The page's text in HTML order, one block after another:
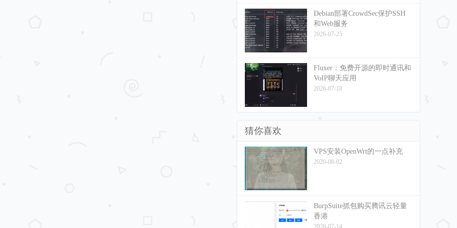
Debian部署CrowdSec保护SSH
和Web服务
2026-07-25
Fluxer：免费开源的即时通讯和
VoIP聊天应用
2026-07-18
猜你喜欢
VPS安装OpenWrt的一点补充
2020-08-02
BurpSuite抓包购买腾讯云轻量
香港
2020-07-14